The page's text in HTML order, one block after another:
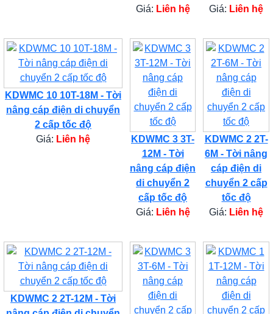
Giá: Liên hệ
Giá: Liên hệ
KDWMC 10 10T-18M - Tời
nâng cáp điện di chuyển
2 cấp tốc độ
Giá: Liên hệ
KDWMC 3 3T-
12M - Tời
nâng cáp điện
di chuyển 2
cấp tốc độ
Giá: Liên hệ
KDWMC 2 2T-
6M - Tời nâng
cáp điện di
chuyển 2 cấp
tốc độ
Giá: Liên hệ
KDWMC 2 2T-12M - Tời